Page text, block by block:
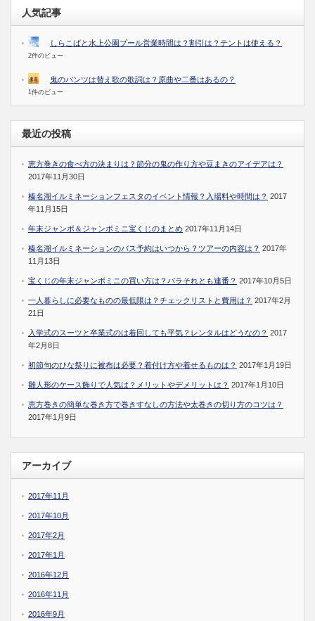
人気記事
しらこばと水上公園プール営業時間は？割引は？テントは使える？
2件のビュー
鬼のパンツは替え歌の歌詞は？原曲や二番はあるの？
1件のビュー
最近の投稿
恵方巻きの食べ方の決まりは？節分の鬼の作り方や豆まきのアイデアは？
2017年11月30日
榛名湖イルミネーションフェスタのイベント情報？入場料や時間は？ 2017
年11月15日
年末ジャンボ＆ジャンボミニ宝くじのまとめ 2017年11月14日
榛名湖イルミネーションのバス予約はいつから？ツアーの内容は？ 2017年
11月13日
宝くじの年末ジャンボミニの買い方は？バラそれとも連番？ 2017年10月5日
一人暮らしに必要なものの最低限は？チェックリストと費用は？ 2017年2月
21日
入学式のスーツと卒業式のは着回しても平気？レンタルはどうなの？ 2017
年2月8日
初節句のひな祭りに被布は必要？着付け方や着せるものは？ 2017年1月19日
雛人形のケース飾りで人気は？メリットやデメリットは？ 2017年1月10日
恵方巻きの簡単な巻き方で巻きすなしの方法や太巻きの切り方のコツは？
2017年1月9日
アーカイブ
2017年11月
2017年10月
2017年2月
2017年1月
2016年12月
2016年11月
2016年9月